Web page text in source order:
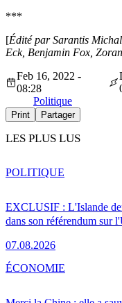
***
[Édité par Sarantis
Eck, Benjamin Fox,
Feb 16, 2022 -
08:28
Politique
Print Partager
LES PLUS LUS
EXCLUSIF : L'Islande
dans son référendum sur
07.08.2026
POLITIQUE
ÉCONOMIE